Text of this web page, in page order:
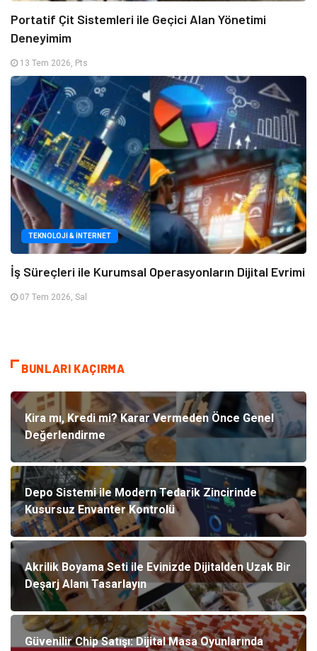
Portatif Çit Sistemleri ile Geçici Alan Yönetimi
Deneyimim
13 Tem 2026, Pts
TEKNOLOJI & İNTERNET
İş Süreçleri ile Kurumsal Operasyonların Dijital Evrimi
07 Tem 2026, Sal
BUNLARI KAÇIRMA
Kira mı, Kredi mi? Karar Vermeden Önce Genel
Değerlendirme
Depo Sistemi ile Modern Tedarik Zincirinde
Kusursuz Envanter Kontrolü
Akrilik Boyama Seti ile Evinizde Dijitalden Uzak Bir
Deşarj Alanı Tasarlayın
Güvenilir Chip Satışı: Dijital Masa Oyunlarında